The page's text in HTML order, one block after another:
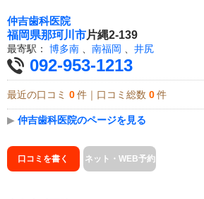
仲吉歯科医院
福岡県那珂川市片縄2-139
最寄駅： 博多南 、 南福岡 、 井尻
092-953-1213
最近の口コミ 0 件｜口コミ総数 0 件
▶ 仲吉歯科医院のページを見る
口コミを書く ネット・WEB予約